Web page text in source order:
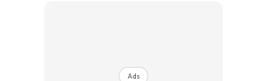
Ads